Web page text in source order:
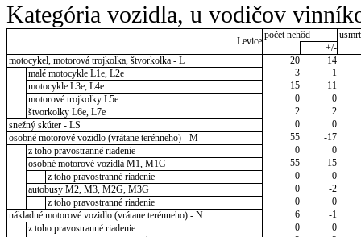
Kategória vozidla, u vodičov
Levice
počet nehôd
+/-
motocykel, motorová trojkolka, štvorkolka - L
20
14
malé motocykle L1e, L2e
3
1
motocykle L3e, L4e
15
11
motorové trojkolky L5e
0
0
štvorkolky L6e, L7e
2
2
snežný skúter - LS
0
0
osobné motorové vozidlo (vrátane terénneho) - M
55
-17
z toho pravostranné riadenie
0
0
osobné motorové vozidlá M1, M1G
55
-15
z toho pravostranné riadenie
0
0
autobusy M2, M3, M2G, M3G
0
-2
z toho pravostranné riadenie
0
0
nákladné motorové vozidlo (vrátane terénneho) - N
6
-1
z toho pravostranné riadenie
0
0